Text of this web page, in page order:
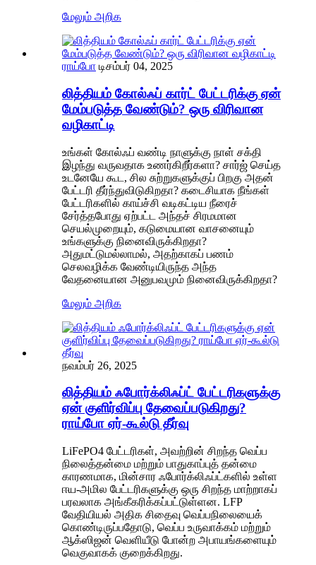
மேலும் அறிக
ராய்போ டிசம்பர் 04, 2025
லித்தியம் கோல்ஃப் கார்ட் பேட்டரிக்கு ஏன்
மேம்படுத்த வேண்டும்? ஒரு விரிவான
வழிகாட்டி
உங்கள் கோல்ஃப் வண்டி நாளுக்கு நாள் சக்தி
இழந்து வருவதாக உணர்கிறீர்களா? சார்ஜ் செய்த
உடனேயே கூட, சில சுற்றுகளுக்குப் பிறகு அதன்
பேட்டரி தீர்ந்துவிடுகிறதா? கடைசியாக நீங்கள்
பேட்டரிகளில் காய்ச்சி வடிகட்டிய நீரைச்
சேர்த்தபோது ஏற்பட்ட அந்தச் சிரமமான
செயல்முறையும், கடுமையான வாசனையும்
உங்களுக்கு நினைவிருக்கிறதா?
அதுமட்டுமல்லாமல், அதற்காகப் பணம்
செலவழிக்க வேண்டியிருந்த அந்த
வேதனையான அனுபவமும் நினைவிருக்கிறதா?
மேலும் அறிக
நவம்பர் 26, 2025
லித்தியம் ஃபோர்க்லிஃப்ட் பேட்டரிகளுக்கு
ஏன் குளிர்விப்பு தேவைப்படுகிறது?
ராய்போ ஏர்-கூல்டு தீர்வு
LiFePO4 பேட்டரிகள், அவற்றின் சிறந்த வெப்ப
நிலைத்தன்மை மற்றும் பாதுகாப்புத் தன்மை
காரணமாக, மின்சார ஃபோர்க்லிஃப்ட்களில் உள்ள
ஈய-அமில பேட்டரிகளுக்கு ஒரு சிறந்த மாற்றாகப்
பரவலாக அங்கீகரிக்கப்பட்டுள்ளன. LFP
வேதியியல் அதிக சிதைவு வெப்பநிலையைக்
கொண்டிருப்பதோடு, வெப்ப உருவாக்கம் மற்றும்
ஆக்ஸிஜன் வெளியீடு போன்ற அபாயங்களையும்
வெகுவாகக் குறைக்கிறது.